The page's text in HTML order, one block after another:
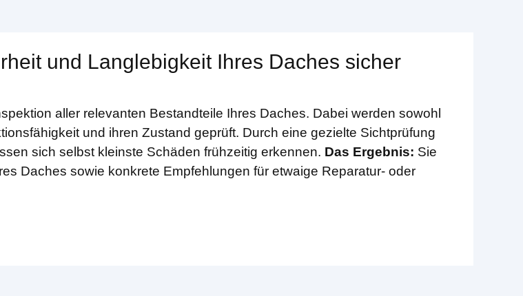
und Langlebigkeit Ihres Daches sicher
aller relevanten Bestandteile Ihres Daches. Dabei werden sowohl
und ihren Zustand geprüft. Durch eine gezielte Sichtprüfung
sich selbst kleinste Schäden frühzeitig erkennen. Das Ergebnis: Sie
Daches sowie konkrete Empfehlungen für etwaige Reparatur- oder